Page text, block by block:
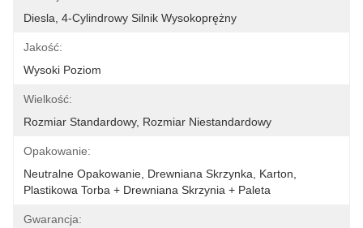
Diesla, 4-Cylindrowy Silnik Wysokoprężny
Jakość:
Wysoki Poziom
Wielkość:
Rozmiar Standardowy, Rozmiar Niestandardowy
Opakowanie:
Neutralne Opakowanie, Drewniana Skrzynka, Karton,
Plastikowa Torba + Drewniana Skrzynia + Paleta
Gwarancja: